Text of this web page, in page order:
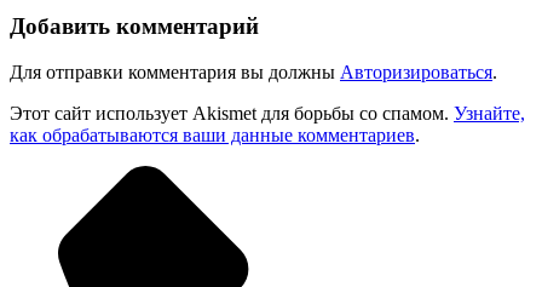
Добавить комментарий
Для отправки комментария вы должны Авторизироваться.
Этот сайт использует Akismet для борьбы со спамом. Узнайте,
как обрабатываются ваши данные комментариев.